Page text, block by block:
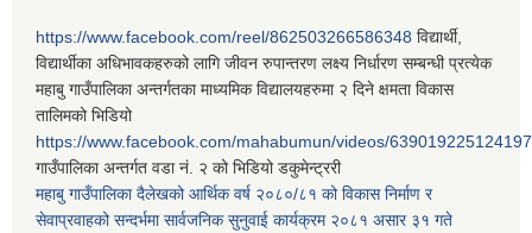
https://www.facebook.com/reel/862503266586348 विद्यार्थी,
विद्यार्थीका अधिभावकहरुको लागि जीवन रुपान्तरण लक्ष्य निर्धारण सम्बन्धी प्रत्येक
महाबु गाउँपालिका अन्तर्गतका माध्यमिक विद्यालयहरुमा २ दिने क्षमता विकास
तालिमको भिडियो
https://www.facebook.com/mahabumun/videos/639019225124197
गाउँपालिका अन्तर्गत वडा नं. २ को भिडियो डकुमेन्ट्ररी
महाबु गाउँपालिका दैलेखको आर्थिक वर्ष २०८०/८१ को विकास निर्माण र
सेवाप्रवाहको सन्दर्भमा सार्वजनिक सुनुवाई कार्यक्रम २०८१ असार ३१ गते